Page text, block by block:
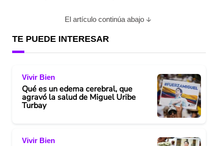
El artículo continúa abajo
TE PUEDE INTERESAR
Vivir Bien
Qué es un edema cerebral, que
agravó la salud de Miguel Uribe
Turbay
Vivir Bien